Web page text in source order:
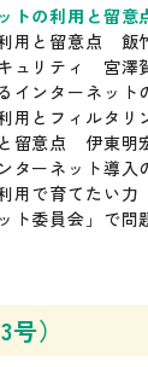
の利用と留意
用と留意点 飯
ュリティ 宮澤
インターネッ
用とフィルタ
留意点 伊東明
ターネット導
用で育てたい
ット委員会」で
）